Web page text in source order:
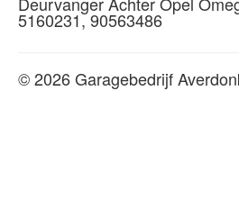
5160231, 90563486
© 2026 Garagebedrijf